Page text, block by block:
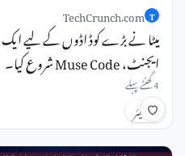
T
TechCrunch.com
ایجنٹ، Muse Code شروع کیا۔
4 گھنٹے پہلے
شیئر